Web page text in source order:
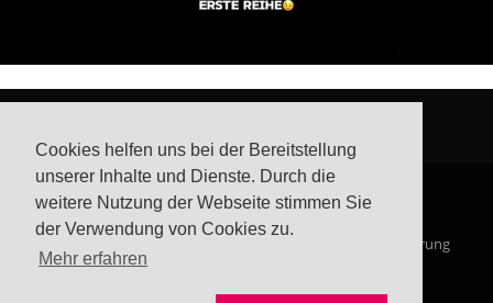
Cookies helfen uns bei der Bereitstellung
unserer Inhalte und Dienste. Durch die
weitere Nutzung der Webseite stimmen Sie
der Verwendung von Cookies zu.
Mehr erfahren
© Steffis Schreibsicht 2026 Datenschutzerklärung